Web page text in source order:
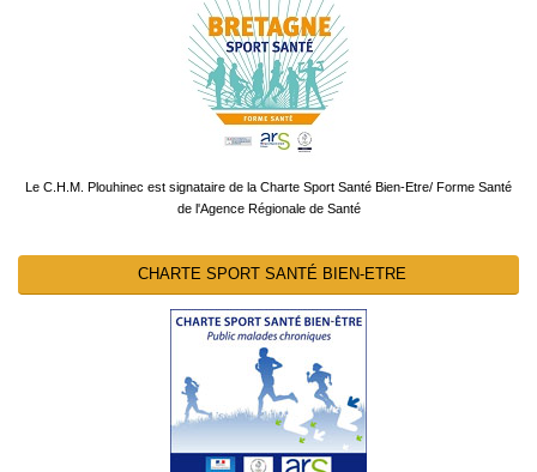
Le C.H.M. Plouhinec est signataire de la Charte Sport Santé Bien-Etre/ Forme Santé
de l'Agence Régionale de Santé
CHARTE SPORT SANTÉ BIEN-ETRE